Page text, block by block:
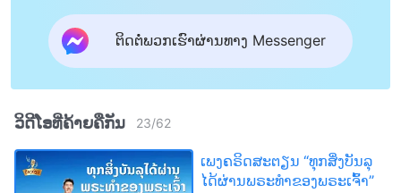
ຕິດຕໍ່ພວກເຮົາຜ່ານທາງ Messenger
ວິດີໂອທີ່ຄ້າຍຄືກັນ 23/62
ເພງຄຣິດສະຕຽນ “ທຸກສິ່ງບັນລຸ
ໄດ້ຜ່ານພຣະທຳຂອງພຣະເຈົ້າ”